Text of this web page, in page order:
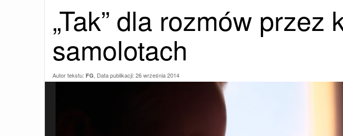
„Tak” dla rozmów przez
samolotach
Autor tekstu: FG, Data publikacji: 26 września 2014